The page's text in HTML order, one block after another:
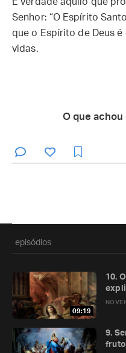
Senhor: “O Espírito
que o Espírito de Deus
vidas.
O que
episódios
09:19
10.
9.